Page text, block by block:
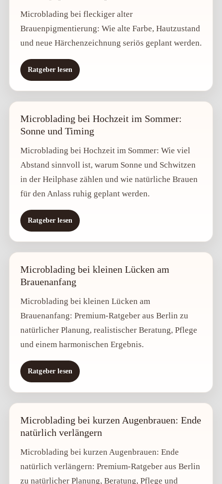
Microblading bei fleckiger alter
Brauenpigmentierung: Wie alte Farbe, Hautzustand
und neue Härchenzeichnung seriös geplant werden.
Ratgeber lesen
Microblading bei Hochzeit im Sommer:
Sonne und Timing
Microblading bei Hochzeit im Sommer: Wie viel
Abstand sinnvoll ist, warum Sonne und Schwitzen
in der Heilphase zählen und wie natürliche Brauen
für den Anlass ruhig geplant werden.
Ratgeber lesen
Microblading bei kleinen Lücken am
Brauenanfang
Microblading bei kleinen Lücken am
Brauenanfang: Premium-Ratgeber aus Berlin zu
natürlicher Planung, realistischer Beratung, Pflege
und einem harmonischen Ergebnis.
Ratgeber lesen
Microblading bei kurzen Augenbrauen: Ende
natürlich verlängern
Microblading bei kurzen Augenbrauen: Ende
natürlich verlängern: Premium-Ratgeber aus Berlin
zu natürlicher Planung, Beratung, Pflege und